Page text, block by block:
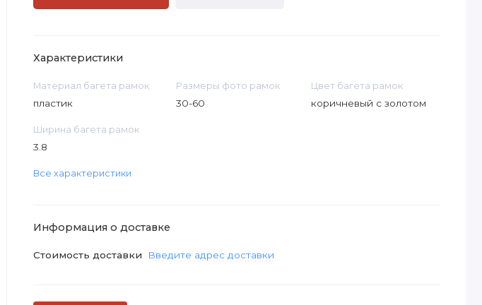
Характеристики
Материал багета рамок
пластик
Размеры фото рамок
30-60
Цвет багета рамок
коричневый с золотом
Ширина багета рамок
3.8
Все характеристики
Информация о доставке
Стоимость доставки Введите адрес доставки